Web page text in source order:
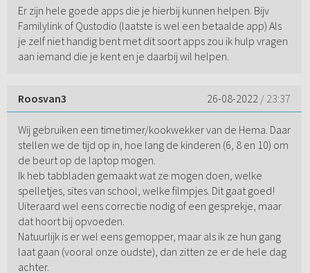
Er zijn hele goede apps die je hierbij kunnen helpen. Bijv
Familylink of Qustodio (laatste is wel een betaalde app) Als
je zelf niet handig bent met dit soort apps zou ik hulp vragen
aan iemand die je kent en je daarbij wil helpen.
Roosvan3 26-08-2022 / 23:37
Wij gebruiken een timetimer/kookwekker van de Hema. Daar
stellen we de tijd op in, hoe lang de kinderen (6, 8 en 10) om
de beurt op de laptop mogen.
Ik heb tabbladen gemaakt wat ze mogen doen, welke
spelletjes, sites van school, welke filmpjes. Dit gaat goed!
Uiteraard wel eens correctie nodig of een gesprekje, maar
dat hoort bij opvoeden.
Natuurlijk is er wel eens gemopper, maar als ik ze hun gang
laat gaan (vooral onze oudste), dan zitten ze er de hele dag
achter.